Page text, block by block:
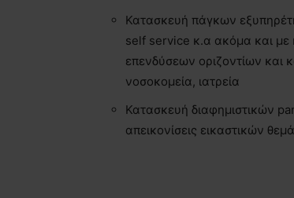
Κατασκευή πάγκων
self service κ.α ακόμα και με
επενδύσεων οριζοντίων και
νοσοκομεία, ιατρεία
Κατασκευή διαφημιστικών
απεικονίσεις εικαστικών